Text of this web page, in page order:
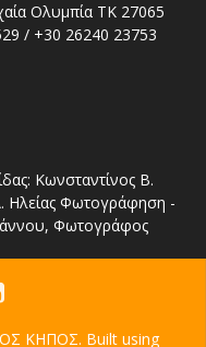
Ολυμπία TK 27065
/ +30 26240 23753
Κωνσταντίνος Β.
Ηλείας Φωτογράφηση -
Φωτογράφος
ΚΗΠΟΣ. Built using